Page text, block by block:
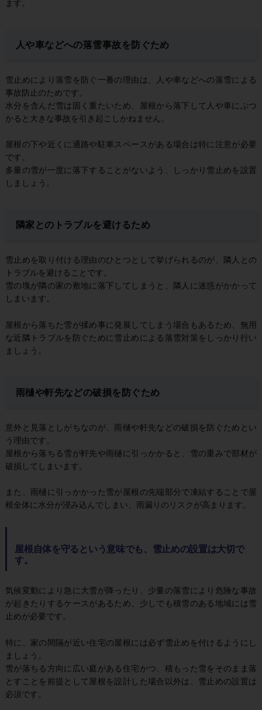
ます。
人や車などへの落雪事故を防ぐため
雪止めにより落雪を防ぐ一番の理由は、人や車などへの落雪による
事故防止のためです。
水分を含んだ雪は固く重たいため、屋根から落下して人や車にぶつ
かると大きな事故を引き起こしかねません。
屋根の下や近くに通路や駐車スペースがある場合は特に注意が必要
です。
多量の雪が一度に落下することがないよう、しっかり雪止めを設置
しましょう。
隣家とのトラブルを避けるため
雪止めを取り付ける理由のひとつとして挙げられるのが、隣人との
トラブルを避けることです。
雪の塊が隣の家の敷地に落下してしまうと、隣人に迷惑がかかって
しまいます。
屋根から落ちた雪が揉め事に発展してしまう場合もあるため、無用
な近隣トラブルを防ぐために雪止めによる落雪対策をしっかり行い
ましょう。
雨樋や軒先などの破損を防ぐため
意外と見落としがちなのが、雨樋や軒先などの破損を防ぐためとい
う理由です。
屋根から落ちる雪が軒先や雨樋に引っかかると、雪の重みで部材が
破損してしまいます。
また、雨樋に引っかかった雪が屋根の先端部分で凍結することで屋
根全体に水分が浸み込んでしまい、雨漏りのリスクが高まります。
屋根自体を守るという意味でも、雪止めの設置は大切で
す。
気候変動により急に大雪が降ったり、少量の落雪により危険な事故
が起きたりするケースがあるため、少しでも積雪のある地域には雪
止めが必要です。
特に、家の間隔が近い住宅の屋根には必ず雪止めを付けるようにし
ましょう。
雪が落ちる方向に広い庭がある住宅かつ、積もった雪をそのまま落
とすことを前提として屋根を設計した場合以外は、雪止めの設置は
必須です。